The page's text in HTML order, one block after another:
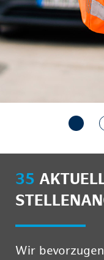
35
Wir